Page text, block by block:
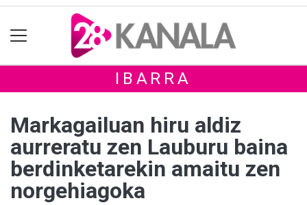
IBARRA
Markagailuan hiru aldiz
aurreratu zen Lauburu baina
berdinketarekin amaitu zen
norgehiagoka